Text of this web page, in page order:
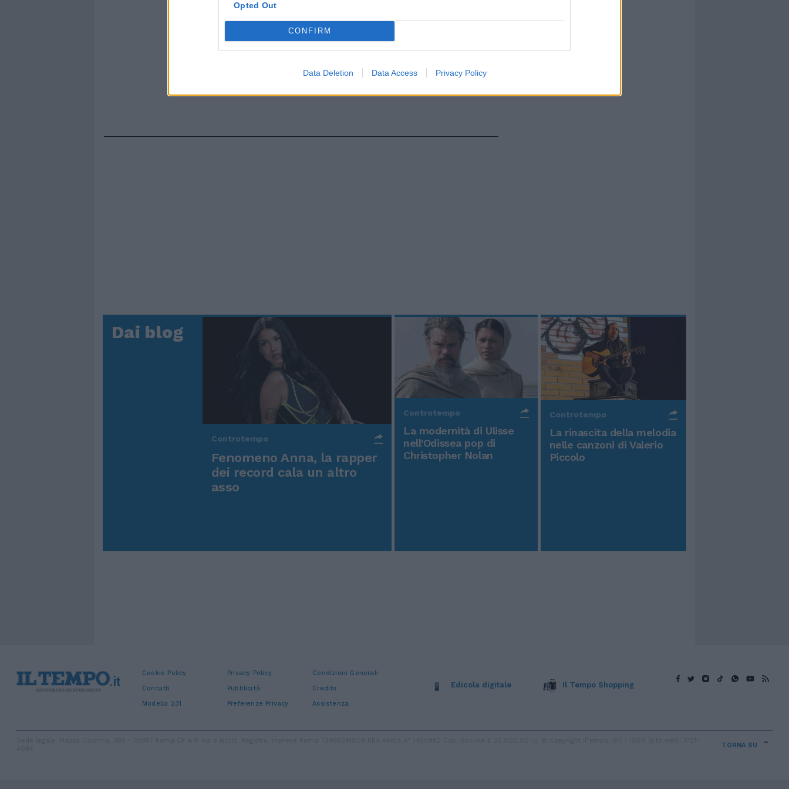
Opted Out
CONFIRM
Data Deletion Data Access Privacy Policy
Dai blog
Controtempo
Fenomeno Anna, la rapper
dei record cala un altro
asso
Controtempo
La modernità di Ulisse
nell'Odissea pop di
Christopher Nolan
Controtempo
La rinascita della melodia
nelle canzoni di Valerio
Piccolo
Cookie Policy Privacy Policy
Condizioni Generali
Contatti
Pubblicità
Credits
Modello 231
Preferenze Privacy Assistenza
Edicola digitale Il Tempo Shopping
TORNA SU